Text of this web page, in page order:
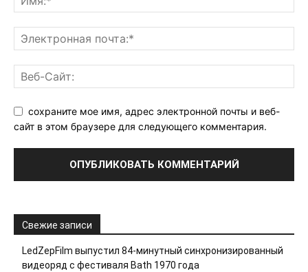
сохраните мое имя, адрес электронной почты и веб-
сайт в этом браузере для следующего комментария.
Свежие записи
LedZepFilm выпустил 84-минутный синхронизированный
видеоряд с фестиваля Bath 1970 года